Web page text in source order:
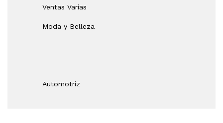
Ventas Varias
Moda y Belleza
Automotriz